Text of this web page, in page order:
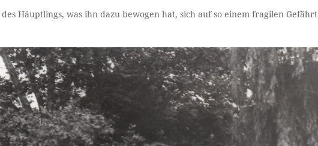
Häuptlings, was ihn dazu bewogen hat, sich auf so einem fragilen Gefährt